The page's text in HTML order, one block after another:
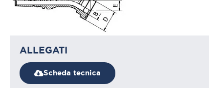
ALLEGATI
Scheda tecnica